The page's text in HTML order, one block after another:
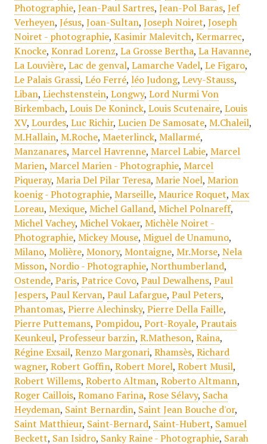
Photographie, Jean-Paul Sartres, Jean-Pol Baras, Jef
Verheyen, Jésus, Joan-Sultan, Joseph Noiret, Joseph
Noiret - photographie, Kasimir Malevitch, Kermarrec,
Knocke, Konrad Lorenz, La Grosse Bertha, La Havanne,
La Louvière, Lac de genval, Lamarche Vadel, Le Figaro,
Le Palais Grassi, Léo Ferré, léo Judong, Levy-Stauss,
Liban, Liechstenstein, Longwy, Lord Nurmi Von
Birkembach, Louis De Koninck, Louis Scutenaire, Louis
XV, Lourdes, Luc Richir, Lucien De Samosate, M.Chaleil,
M.Hallain, M.Roche, Maeterlinck, Mallarmé,
Manzanares, Marcel Havrenne, Marcel Labie, Marcel
Marien, Marcel Marien - Photographie, Marcel
Piqueray, Maria Del Pilar Teresa, Marie Noel, Marion
koenig - Photographie, Marseille, Maurice Roquet, Max
Loreau, Mexique, Michel Galland, Michel Polnareff,
Michel Vachey, Michel Vokaer, Michèle Noiret -
Photographie, Mickey Mouse, Miguel de Unamuno,
Milano, Molière, Monory, Montaigne, Mr.Morse, Nela
Misson, Nordio - Photographie, Northumberland,
Ostende, Paris, Patrice Covo, Paul Dewalhens, Paul
Jespers, Paul Kervan, Paul Lafargue, Paul Peters,
Phantomas, Pierre Alechinsky, Pierre Della Faille,
Pierre Puttemans, Pompidou, Port-Royale, Prautais
Keunkeul, Professeur barzin, R.Matheson, Raina,
Régine Exsail, Renzo Margonari, Rhamsès, Richard
wagner, Robert Goffin, Robert Morel, Robert Musil,
Robert Willems, Roberto Altman, Roberto Altmann,
Roger Caillois, Romano Farina, Rose Sélavy, Sacha
Heydeman, Saint Bernardin, Saint Jean Bouche d'or,
Saint Matthieur, Saint-Bernard, Saint-Hubert, Samuel
Beckett, San Isidro, Sanky Raine - Photographie, Sarah